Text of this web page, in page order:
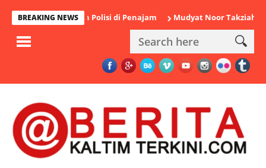
BREAKING NEWS
Diamankan Polisi di Penajam Mudyat Noor Takziah ke